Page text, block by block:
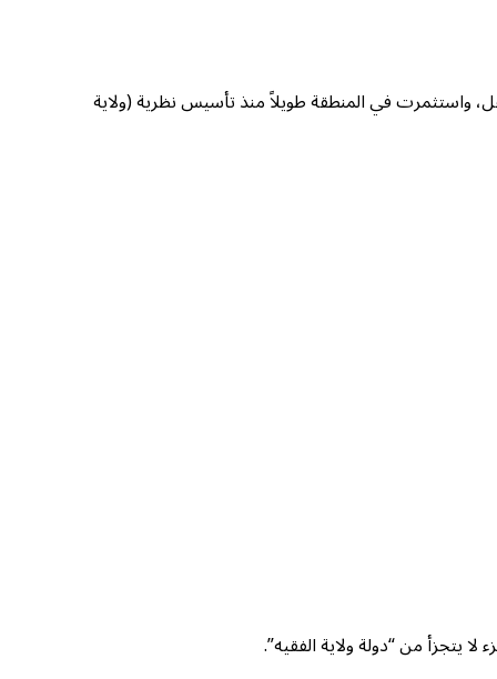
واستثمرت في المنطقة طويلاً منذ تأسيس نظرية (ولاية
يتجزأ من “دولة ولاية الفقيه”.